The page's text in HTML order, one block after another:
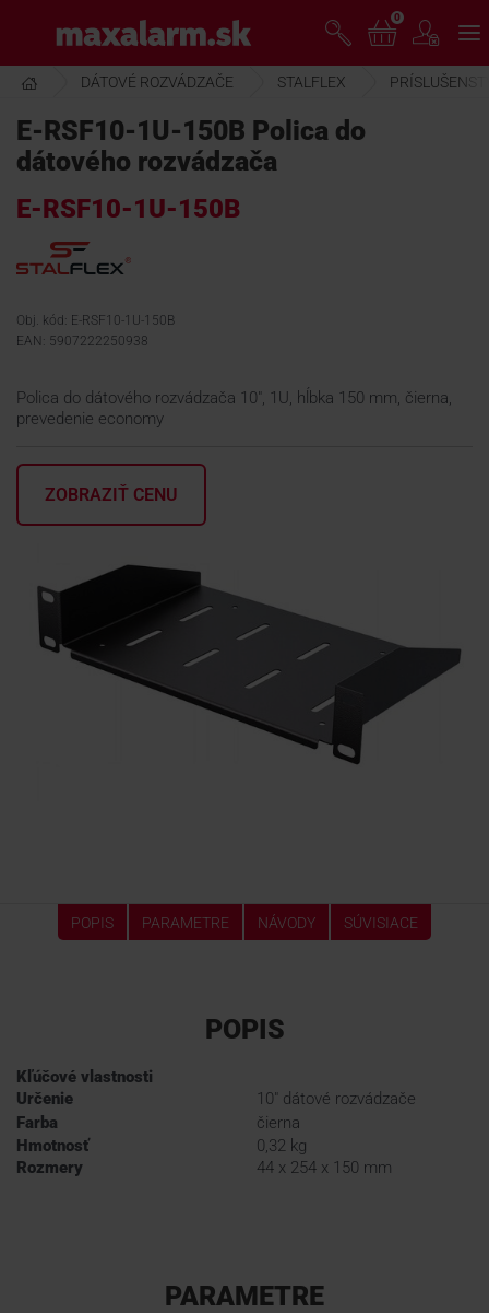
hlavnému
obsahu
www.maxalarm.sk
AKCIA MESIACA
PRODUKTY
SPOLOČNOSŤ
ŠKOLENIE
PODPORA
0
DÁTOVÉ ROZVÁDZAČE STALFLEX
E-RSF10-1U-150B Polica do
dátového rozvádzača
E-RSF10-1U-150B
Obj. kód: E-RSF10-1U-150B
EAN: 5907222250938
Polica do dátového rozvádzača 10", 1U, hĺbka 150 mm, čierna,
prevedenie economy
ZOBRAZIŤ CENU
POPIS PARAMETRE NÁVODY SÚVISIACE
POPIS
Kľúčové vlastnosti
Určenie
10" dátové rozvádzače
Farba
čierna
Hmotnosť
0,32 kg
Rozmery
44 x 254 x 150 mm
PARAMETRE